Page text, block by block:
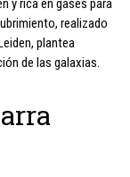
y rica en gases para
realizado
plantea
de las galaxias.